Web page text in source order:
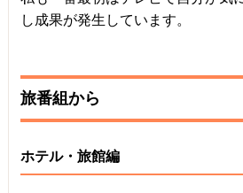
し成果が発生しています。
旅番組から
ホテル・旅館編